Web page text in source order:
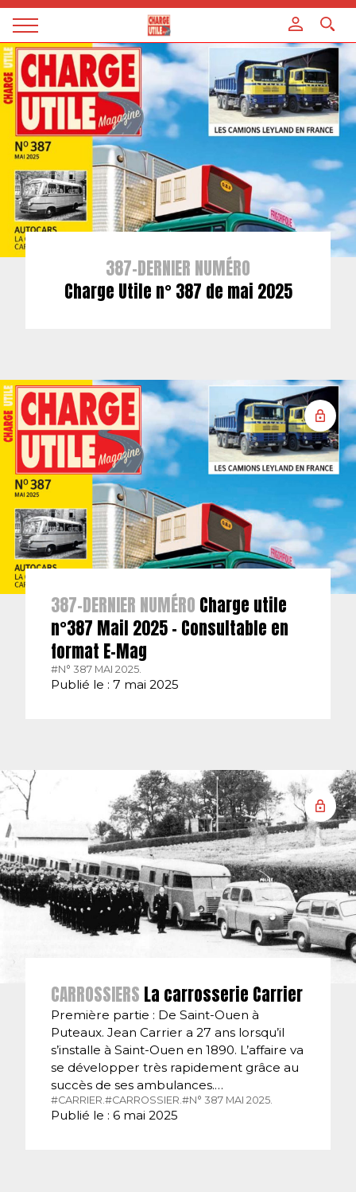
Magazine
Charge
utile
387-DERNIER NUMÉRO
Charge Utile n° 387 de mai 2025
387-DERNIER NUMÉRO Charge utile
n°387 Mail 2025 – Consultable en
format E-Mag
#N° 387 MAI 2025.
Publié le : 7 mai 2025
CARROSSIERS La carrosserie Carrier
Première partie : De Saint-Ouen à
Puteaux. Jean Carrier a 27 ans lorsqu’il
s’installe à Saint-Ouen en 1890. L’affaire va
se développer très rapidement grâce au
succès de ses ambulances.…
#CARRIER.#CARROSSIER.#N° 387 MAI 2025.
Publié le : 6 mai 2025
Panneau de gestion des cookies